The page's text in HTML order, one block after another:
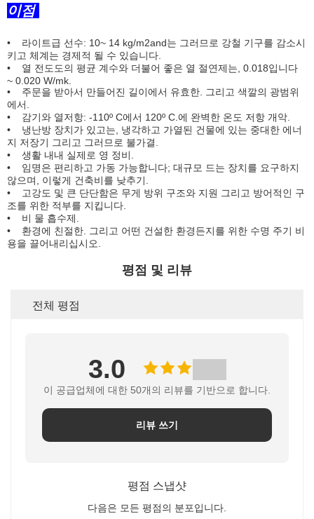
이점
• 라이트급 선수: 10~ 14 kg/m2and는 그러므로 강철 기구를 감소시
키고 체계는 경제적 될 수 있습니다.
• 열 전도도의 평균 계수와 더불어 좋은 열 절연제는, 0.018입니다
~ 0.020 W/mk.
• 주문을 받아서 만들어진 길이에서 유효한. 그리고 색깔의 광범위
에서.
• 감기와 열저항: -110º C에서 120º C.에 완벽한 온도 저항 개악.
• 냉난방 장치가 있고는, 냉각하고 가열된 건물에 있는 중대한 에너
지 저장기 그리고 그러므로 불가결.
• 생활 내내 실제로 영 정비.
• 임명은 편리하고 가동 가능합니다; 대규모 드는 장치를 요구하지
않으며, 이렇게 건축비를 낮추기.
• 고강도 및 큰 단단함은 무게 방위 구조와 지원 그리고 방어적인 구
조를 위한 적부를 지킵니다.
• 비 물 흡수제.
• 환경에 친절한. 그리고 어떤 건설한 환경든지를 위한 수명 주기 비
용을 끌어내리십시오.
평점 및 리뷰
전체 평점
3.0
이 공급업체에 대한 50개의 리뷰를 기반으로 합니다.
리뷰 쓰기
평점 스냅샷
다음은 모든 평점의 분포입니다.